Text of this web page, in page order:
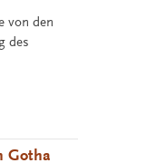
von den
des
Gotha